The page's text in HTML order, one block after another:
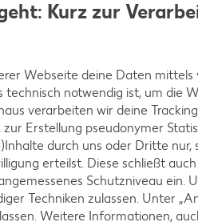
Zukunft.
Kurz zur
Webseite deine Daten mittels
technisch notwendig ist, um die
verarbeiten wir deine
Erstellung pseudonymer
durch uns oder Dritte nur,
erteilst. Diese schließt
Schutzniveau ein.
Techniken zulassen. Unter
Weitere Informationen,